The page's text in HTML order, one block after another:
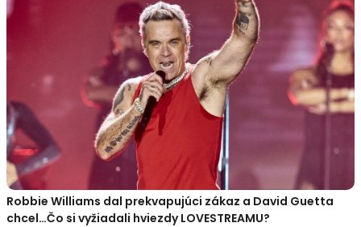
Robbie Williams dal prekvapujúci zákaz a David Guetta
chcel…Čo si vyžiadali hviezdy LOVESTREAMU?